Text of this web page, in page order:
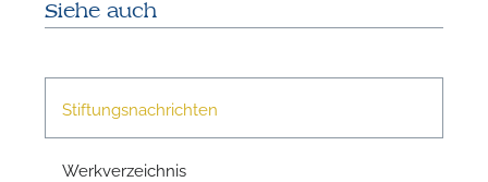
Siehe auch
Stiftungsnachrichten
Werkverzeichnis